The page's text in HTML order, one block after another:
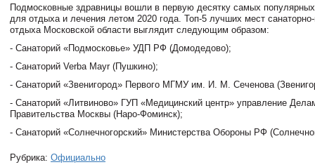
Подмосковные здравницы вошли в первую десятку самых
для отдыха и лечения летом 2020 года. Топ-5 лучших мест санаторно-
отдыха Московской области выглядит следующим образом:
- Санаторий «Подмосковье» УДП РФ (Домодедово);
- Cанаторий Verba Mayr (Пушкино);
- Санаторий «Звенигород» Первого МГМУ им. И. М. Сеченова
- Санаторий «Литвиново» ГУП «Медицинский центр» управление
Правительства Москвы (Наро-Фоминск);
- Санаторий «Солнечногорский» Министерства Обороны РФ
Рубрика: Официально